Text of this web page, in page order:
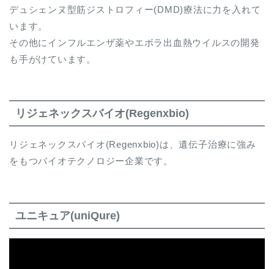
デュシェンヌ型筋ジストロフィー(DMD)療法に力を入れて
います。
その他にインフルエンザ薬やエボラ出血熱ウイルスの開発
も手がけています。
リジェネックスバイオ(Regenxbio)
リジェネックスバイオ(Regenxbio)は、遺伝子治療に強み
をもつバイオテクノロジー企業です。
ユニキュア(uniQure)